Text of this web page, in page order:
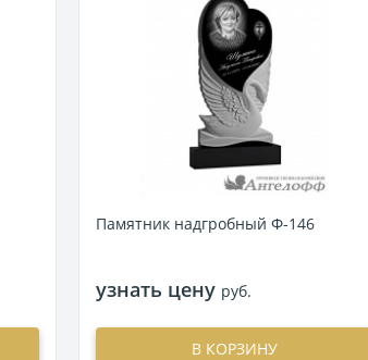
Памятник надгробный Ф-146
узнать цену руб.
В КОРЗИНУ